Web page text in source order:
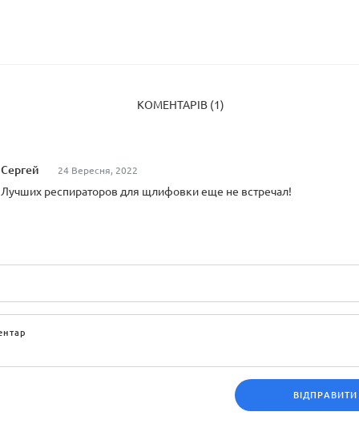
КОМЕНТАРІВ (1)
Сергей 24 Вересня, 2022
Лучших респираторов для щлифовки еще не встречал!
ВІДПРАВИТИ